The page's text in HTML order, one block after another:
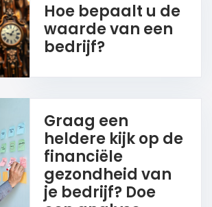
Hoe bepaalt u de
waarde van een
bedrijf?
Graag een
heldere kijk op de
financiële
gezondheid van
je bedrijf? Doe